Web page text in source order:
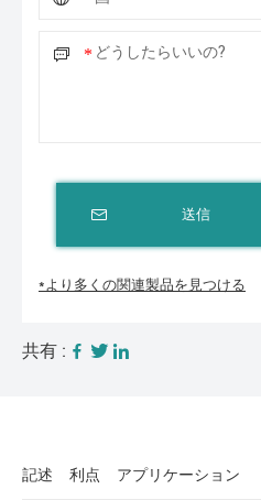
送信
*より多くの関連製品を見つける
共有 :
記述 利点 アプリケーション